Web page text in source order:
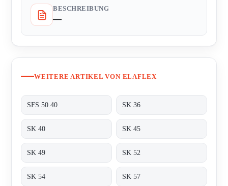
BESCHREIBUNG
—
WEITERE ARTIKEL VON ELAFLEX
SFS 50.40 SK 36
SK 40 SK 45
SK 49 SK 52
SK 54 SK 57